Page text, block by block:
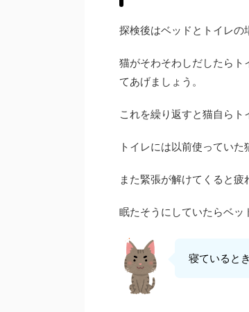
探検後はベッドとトイレの
猫がそわそわしだしたら
てあげましょう。
これを繰り返すと猫自らト
トイレには以前使ってい
また緊張が解けてくると疲
眠たそうにしていたらベッ
寝ていると